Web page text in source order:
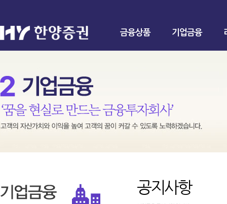
금융상품 기업금융
공지사항